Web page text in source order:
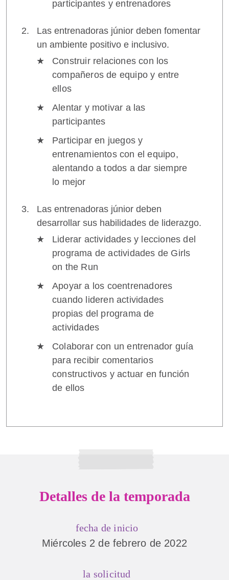
participantes y entrenadores
Las entrenadoras júnior deben fomentar
un ambiente positivo e inclusivo.
Construir relaciones con los
compañeros de equipo y entre
ellos
Alentar y motivar a las
participantes
Participar en juegos y
entrenamientos con el equipo,
alentando a todos a dar siempre
lo mejor
Las entrenadoras júnior deben
desarrollar sus habilidades de liderazgo.
Liderar actividades y lecciones del
programa de actividades de Girls
on the Run
Apoyar a los coentrenadores
cuando lideren actividades
propias del programa de
actividades
Colaborar con un entrenador guía
para recibir comentarios
constructivos y actuar en función
de ellos
Detalles de la temporada
fecha de inicio
Miércoles 2 de febrero de 2022
la solicitud